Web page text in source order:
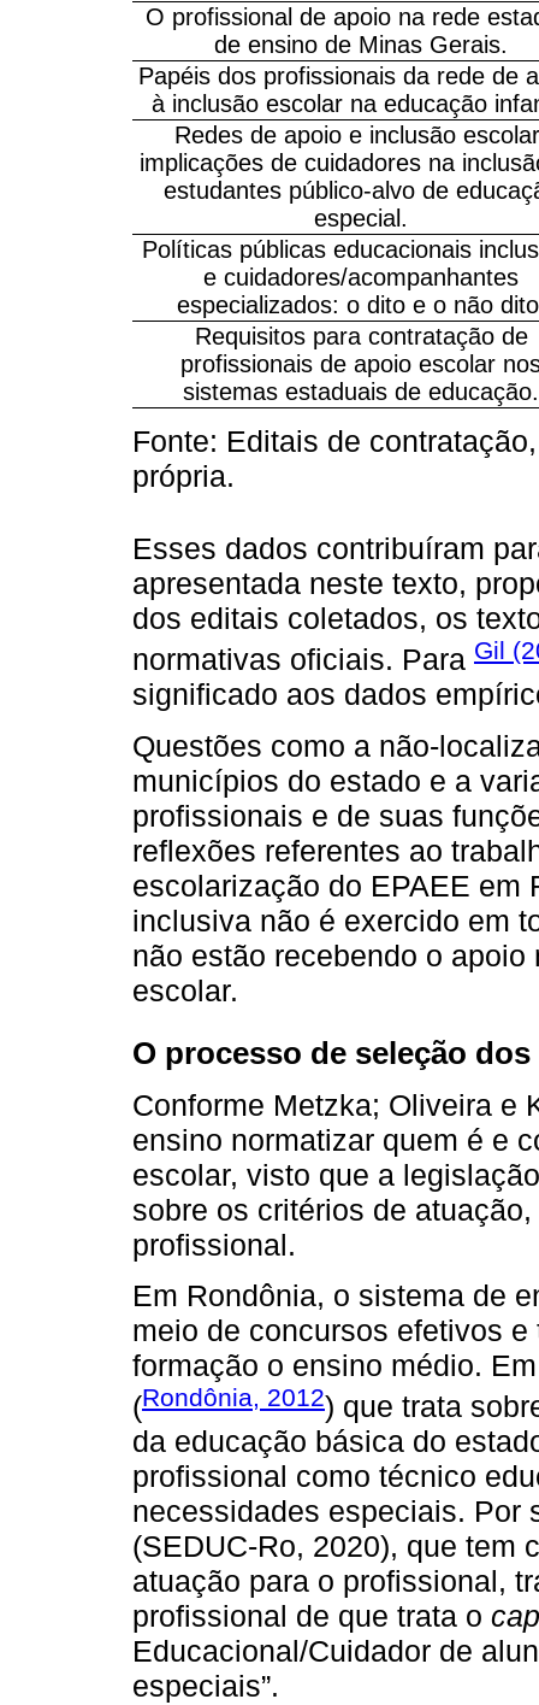
O profissional de apoio na rede
de ensino de Minas Gerais.
Papéis dos profissionais da rede de
à inclusão escolar na educação
Redes de apoio e inclusão
implicações de cuidadores na
estudantes público-alvo de
especial.
Políticas públicas educacionais
e cuidadores/acompanhantes
especializados: o dito e o não
Requisitos para contratação de
profissionais de apoio escolar
sistemas estaduais de educação.
Fonte: Editais de
própria.
Esses dados contribuíram
apresentada neste texto,
dos editais coletados, os
normativas oficiais. Para Gil
significado aos dados
Questões como a não-
municípios do estado e a
profissionais e de suas
reflexões referentes ao
escolarização do EPAEE em
inclusiva não é exercido em
não estão recebendo o
escolar.
O processo de seleção
Conforme Metzka; Oliveira e
ensino normatizar quem é e
escolar, visto que a
sobre os critérios de
profissional.
Em Rondônia, o sistema de
meio de concursos efetivos
formação o ensino médio.
(Rondônia, 2012) que trata
da educação básica do
profissional como técnico
necessidades especiais. Por
(SEDUC-Ro, 2020), que tem
atuação para o profissional,
profissional de que trata o
Educacional/Cuidador de
especiais”.